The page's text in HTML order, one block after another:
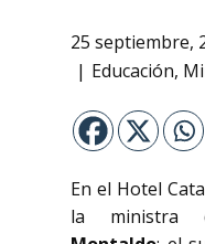
25 septiembre,
Educación,
En el Hotel
la ministra